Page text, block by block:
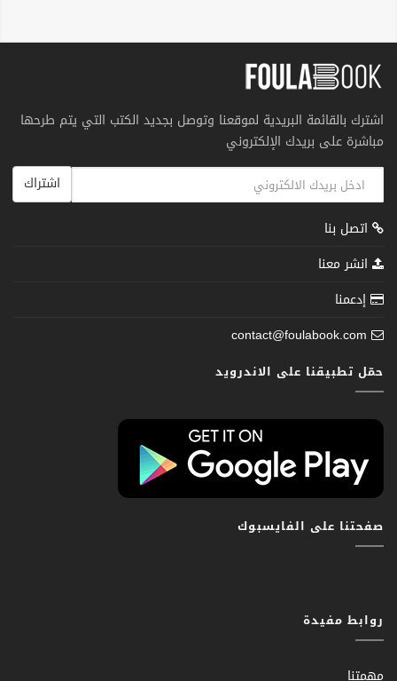
اشترك بالقائمة البريدية لموقعنا وتوصل بجديد الكتب التي يتم طرحها
مباشرة على بريدك الإلكتروني
اشتراك
اتصل بنا
انشر معنا
إدعمنا
contact@foulabook.com
حمّل تطبيقنا على الاندرويد
صفحتنا على الفايسبوك
روابط مفيدة